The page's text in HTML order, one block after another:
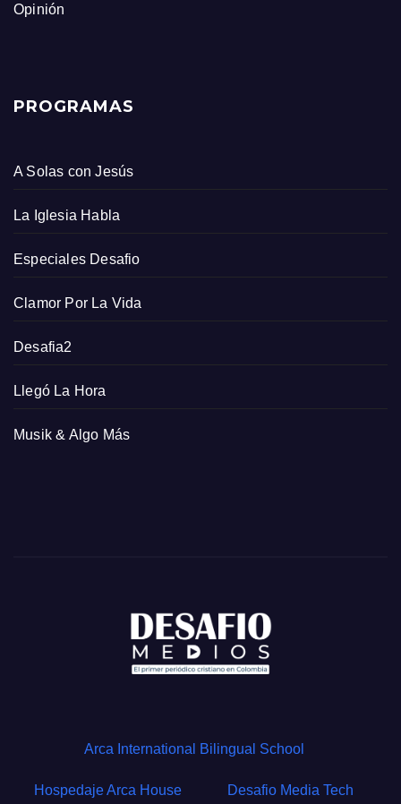
Opinión
PROGRAMAS
A Solas con Jesús
La Iglesia Habla
Especiales Desafio
Clamor Por La Vida
Desafia2
Llegó La Hora
Musik & Algo Más
Arca International Bilingual School
Hospedaje Arca House Desafio Media Tech